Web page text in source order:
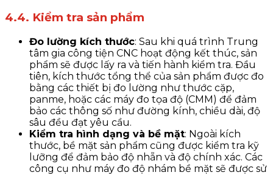
4.4. Kiểm tra sản phẩm
Đo lường kích thước: Sau khi quá trình Trung
tâm gia công tiện CNC hoạt động kết thúc, sản
phẩm sẽ được lấy ra và tiến hành kiểm tra. Đầu
tiên, kích thước tổng thể của sản phẩm được đo
bằng các thiết bị đo lường như thước cặp,
panme, hoặc các máy đo tọa độ (CMM) để đảm
bảo các thông số như đường kính, chiều dài, độ
sâu đều đạt yêu cầu.
Kiểm tra hình dạng và bề mặt: Ngoài kích
thước, bề mặt sản phẩm cũng được kiểm tra kỹ
lưỡng để đảm bảo độ nhẵn và độ chính xác. Các
công cụ như máy đo độ nhám bề mặt sẽ được sử